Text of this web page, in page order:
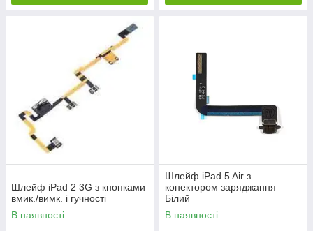
Шлейф iPad 2 3G з кнопками
вмик./вимк. і гучності
В наявності
Шлейф iPad 5 Air з
конектором заряджання
Білий
В наявності